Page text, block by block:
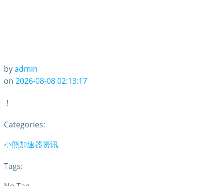
byadmin
on 2026-08-08 02:13:17
！
Categories:
小熊加速器资讯
Tags: